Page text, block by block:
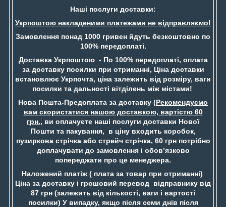
Наші послуги доставки:
Укрпоштою накладеними платежами не відправляємо!
Замовлення понад 1000 гривен йдуть безкоштовно по
100% передоплаті.
Доставка Укрпоштою - По 100% передоплаті, оплата
за доставку посилки при отриманні, Ціна доставки
встановлює Укрпочта, ціна залежить від розміру, ваги
посилки та дальності вітділень між містами!
Нова Пошта-Предоплата за доставку (Рекомендуємо
вам скористатися нашою доставкою, вартістю 60
грн., ви оплачуєте наші послуги доставки Нової
Пошти та пакування, в ціну входить коробок,
пузиркова стрічка або стрейч стрічка, 60 грн потрібно
доплачувати до замовлення і обов’язково
попереджати про це менеджера.
Наложений платіж ( плата за товар при отриманні)
Ціна за доставку і грошовий перевод відправнику від
87 грн (залежить від кількості, ваги і вартості
посилки) У випадку, якщо після семи днів після